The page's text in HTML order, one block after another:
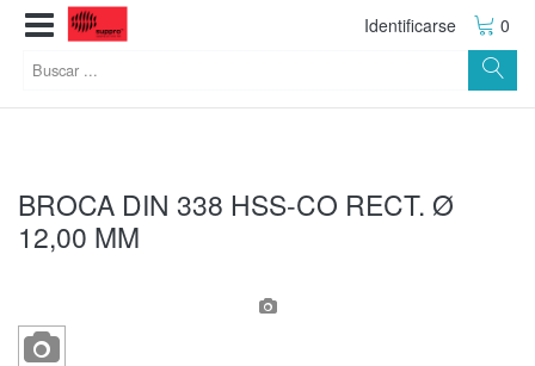
Identificarse 0
BROCA DIN 338 HSS-CO RECT. Ø
12,00 MM